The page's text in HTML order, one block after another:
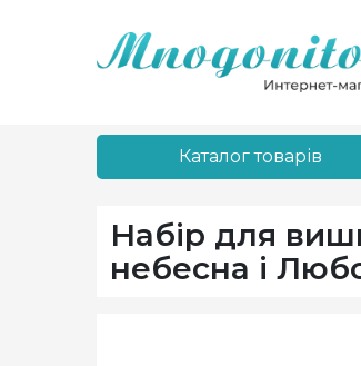
Каталог товарів
Набір для
небесна і